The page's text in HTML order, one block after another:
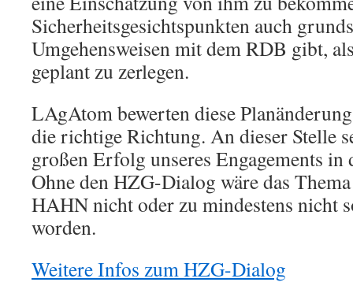
Sicherheitsgesichtspunkten auch
Umgehensweisen mit dem RDB gibt,
geplant zu zerlegen.
LAgAtom bewerten diese
die richtige Richtung. An dieser Stelle
großen Erfolg unseres Engagements
Ohne den HZG-Dialog wäre das
HAHN nicht oder zu mindestens nicht
worden.
Weitere Infos zum HZG-Dialog